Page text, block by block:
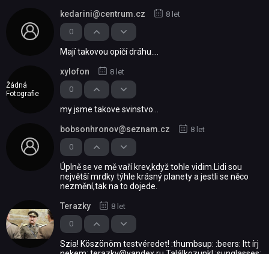
0
kedarini@centrum.cz 8 let
Mají takovou opičí dráhu....
Žádná
Fotografie
0
xylofon 8 let
my jsme takove svinstvo...
0
bobsonhronov@seznam.cz 8 let
Úplně se ve mě vaří krev,když tohle vidim.Lidi sou
největší mrdky týhle krásný planety a jestli se něco
nezmění,tak na to dojede.
0
Terazky 8 let
Szia! Köszönöm testvéredet! :thumbsup: :beers: Itt írj